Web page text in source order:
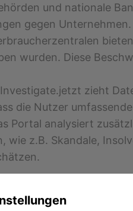
und nationale
gegen Unternehmen.
wurden. Diese
zieht
die Nutzer
Portal analysiert
z.B. Skandale,